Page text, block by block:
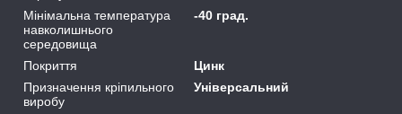
Мінімальна температура
навколишнього
середовища
-40 град.
Покриття
Цинк
Призначення кріпильного
виробу
Універсальний